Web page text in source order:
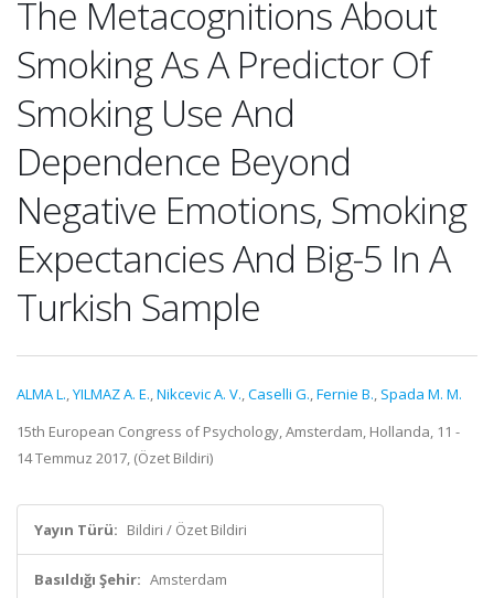
The Metacognitions About
Smoking As A Predictor Of
Smoking Use And
Dependence Beyond
Negative Emotions, Smoking
Expectancies And Big-5 In A
Turkish Sample
ALMA L.,YILMAZ A. E.,Nikcevic A. V.,Caselli G.,Fernie B., Spada M. M.
15th European Congress of Psychology, Amsterdam, Hollanda, 11 -
14 Temmuz 2017, (Özet Bildiri)
Yayın Türü: Bildiri / Özet Bildiri
Basıldığı Şehir: Amsterdam